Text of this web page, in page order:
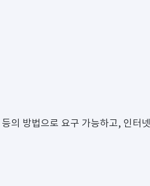
의 방법으로 요구 가능하고, 인터